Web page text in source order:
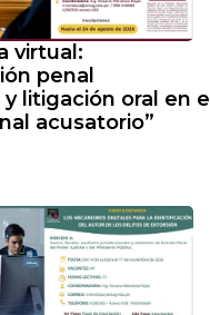
virtual:
penal
litigación oral en el
acusatorio”